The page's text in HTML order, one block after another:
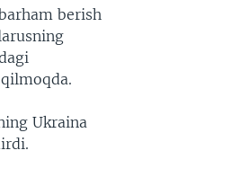
berish
Ukraina